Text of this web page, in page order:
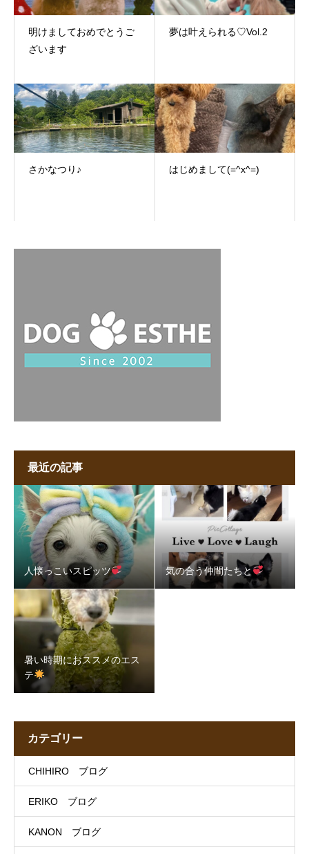
明けましておめでとうご
ざいます
夢は叶えられる♡Vol.2
さかなつり♪ はじめまして(=^x^=)
最近の記事
人懐っこいスピッツ 気の合う仲間たちと
暑い時期におススメのエス
テ
カテゴリー
CHIHIRO ブログ
ERIKO ブログ
KANON ブログ